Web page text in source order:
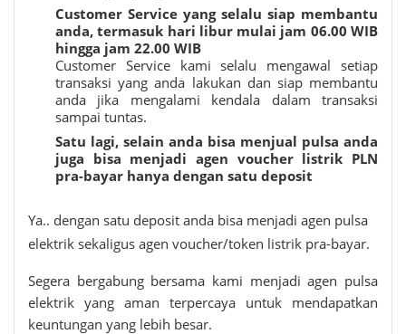
Customer Service yang selalu siap membantu
anda, termasuk hari libur mulai jam 06.00 WIB
hingga jam 22.00 WIB
Customer Service kami selalu mengawal setiap
transaksi yang anda lakukan dan siap membantu
anda jika mengalami kendala dalam transaksi
sampai tuntas.
Satu lagi, selain anda bisa menjual pulsa anda
juga bisa menjadi agen voucher listrik PLN
pra-bayar hanya dengan satu deposit
Ya.. dengan satu deposit anda bisa menjadi agen pulsa
elektrik sekaligus agen voucher/token listrik pra-bayar.
Segera bergabung bersama kami menjadi agen pulsa
elektrik yang aman terpercaya untuk mendapatkan
keuntungan yang lebih besar.